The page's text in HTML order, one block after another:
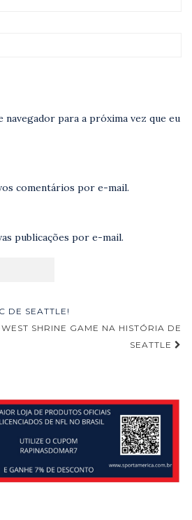
navegador para a próxima vez que eu
comentários por e-mail.
publicações por e-mail.
DE SEATTLE!
SHRINE GAME NA HISTÓRIA DE
SEATTLE